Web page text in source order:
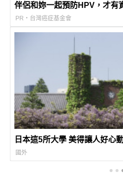
伴侶和妳一起預防HPV，才有
PR・台灣癌症基金會
日本這5所大學 美得讓人好心
國外